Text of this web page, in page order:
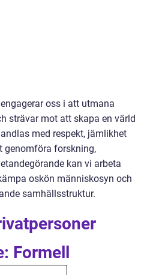
oss i att utmana
strävar mot att skapa en värld
med respekt, jämlikhet
genomföra forskning,
kan vi arbeta
oskön människosyn och
samhällsstruktur.
Formell